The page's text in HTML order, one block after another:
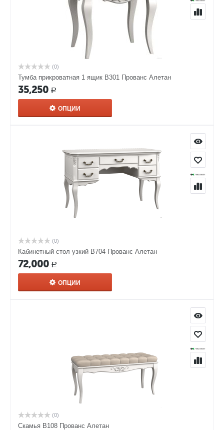
(0)
Тумба прикроватная 1 ящик В301 Прованс Алетан
35,250 Р
ОПЦИИ
(0)
Кабинетный стол узкий В704 Прованс Алетан
72,000 Р
ОПЦИИ
(0)
Скамья В108 Прованс Алетан